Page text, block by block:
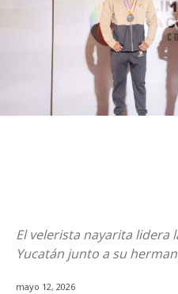
El velerista nayarita lidera
Yucatán junto a su
mayo 12, 2026